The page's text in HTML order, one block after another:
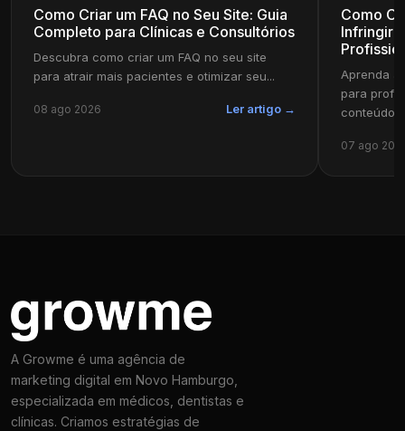
Como Criar um FAQ no Seu Site: Guia
Completo para Clínicas e Consultórios
Descubra como criar um FAQ no seu site
para atrair mais pacientes e otimizar seu...
08 ago 2026 Ler artigo →
Como
Infringir
Aprenda
para
conteúdo
07 ago
A Growme é uma agência de
marketing digital em Novo Hamburgo,
especializada em médicos, dentistas e
clínicas. Criamos estratégias de